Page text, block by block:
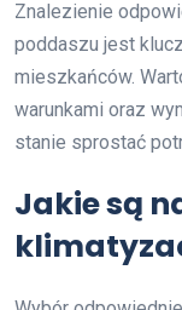
Znalezienie
poddaszu jest
mieszkańców.
warunkami oraz
stanie sprostać
Jakie są